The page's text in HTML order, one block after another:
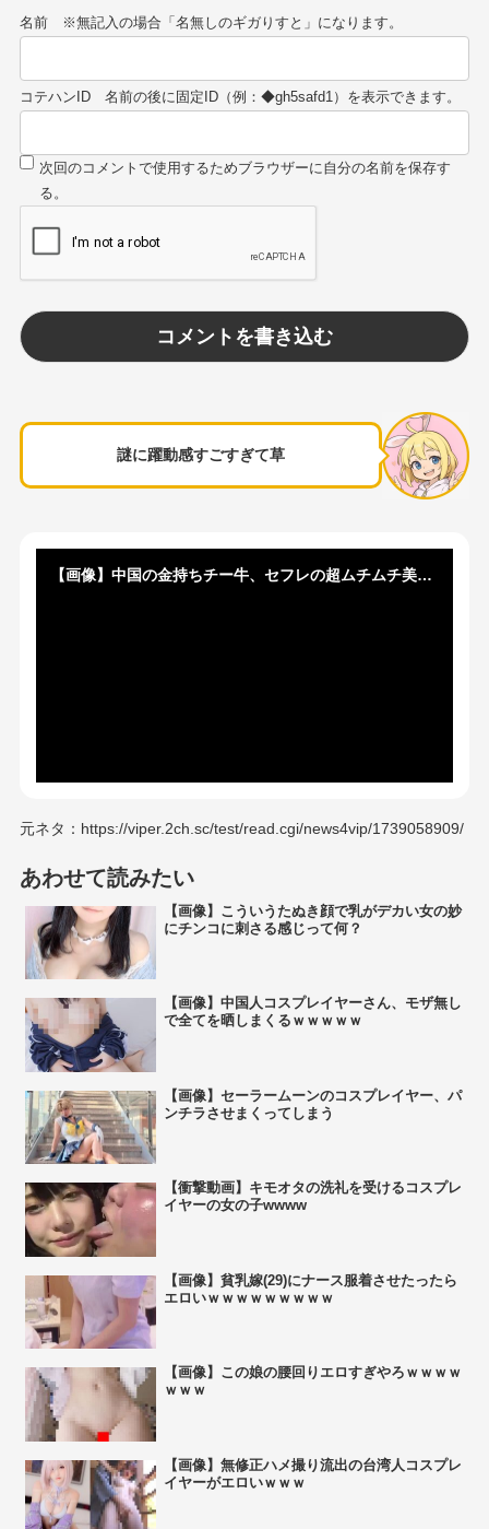
名前
コテハンID
謎に躍動感すごすぎて草
【画像】中国の金持ちチー牛、セフレの超ムチムチ美女を晒すｗｗｗｗｗｗｗｗ
元ネタ：https://viper.2ch.sc/test/read.cgi/news4vip/1739058909/
あわせて読みたい
【画像】こういうたぬき顔で乳がデカい女の妙
にチンコに刺さる感じって何？
【画像】中国人コスプレイヤーさん、モザ無し
で全てを晒しまくるｗｗｗｗｗ
【画像】セーラームーンのコスプレイヤー、パ
ンチラさせまくってしまう
【衝撃動画】キモオタの洗礼を受けるコスプレ
イヤーの女の子wwww
【画像】貧乳嫁(29)にナース服着させたったら
エロいｗｗｗｗｗｗｗｗｗ
【画像】この娘の腰回りエロすぎやろｗｗｗｗ
ｗｗｗ
【画像】無修正ハメ撮り流出の台湾人コスプレ
イヤーがエロいｗｗｗ